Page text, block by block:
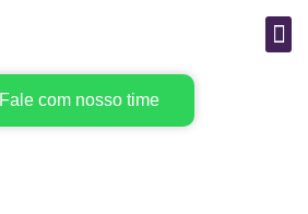
Fale com nosso time